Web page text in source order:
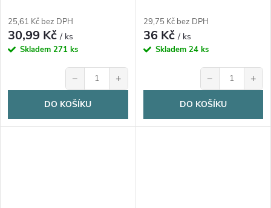
25,61 Kč bez DPH
30,99 Kč/ ks
Skladem 271 ks
− +
DO KOŠÍKU
29,75 Kč bez DPH
36 Kč/ ks
Skladem 24 ks
− +
DO KOŠÍKU